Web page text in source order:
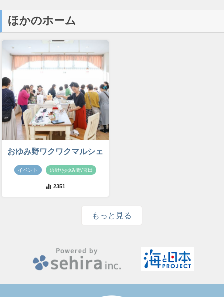
ほかのホーム
おゆみ野ワクワクマルシェ
イベント 浜野/おゆみ野/誉田
2351
もっと見る